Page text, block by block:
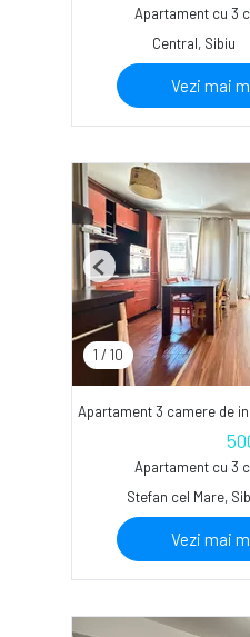
Apartament cu 3
Central, Sibiu
Vezi mai
1 / 10
Previous
Apartament 3 camere de
Apartament cu 3
Stefan cel Mare,
Vezi mai